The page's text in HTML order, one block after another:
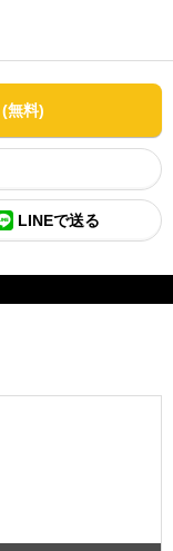
(無料)
LINEで送る